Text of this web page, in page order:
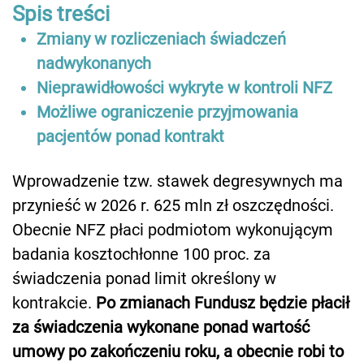
Spis treści
Zmiany w rozliczeniach świadczeń
nadwykonanych
Nieprawidłowości wykryte w kontroli NFZ
Możliwe ograniczenie przyjmowania
pacjentów ponad kontrakt
Wprowadzenie tzw. stawek degresywnych ma
przynieść w 2026 r. 625 mln zł oszczędności.
Obecnie NFZ płaci podmiotom wykonującym
badania kosztochłonne 100 proc. za
świadczenia ponad limit określony w
kontrakcie. Po zmianach Fundusz będzie płacił
za świadczenia wykonane ponad wartość
umowy po zakończeniu roku, a obecnie robi to